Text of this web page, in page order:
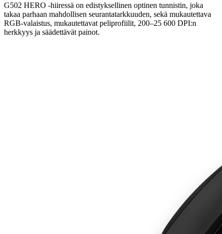
G502 HERO -hiiressä on edistyksellinen optinen tunnistin, joka
takaa parhaan mahdollisen seurantatarkkuuden, sekä mukautettava
RGB-valaistus, mukautettavat peliprofiilit, 200–25 600 DPI:n
herkkyys ja säädettävät painot.